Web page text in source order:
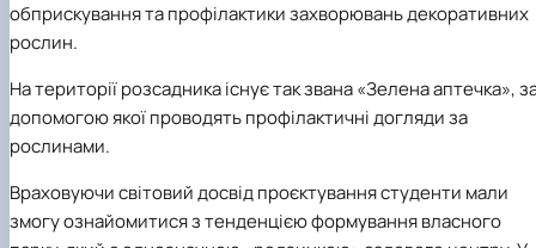
обприскування та профілактики захворювань декоративних
рослин.
На території розсадника існує так звана «Зелена аптечка»,
допомогою якої проводять профілактичні догляди за
рослинами.
Враховуючи світовий досвід проєктування студенти мали
змогу ознайомитися з тенденцією формування власного